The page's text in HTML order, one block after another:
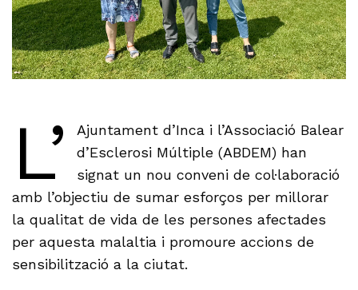
L’
Ajuntament d’Inca i l’Associació Balear
d’Esclerosi Múltiple (ABDEM) han
signat un nou conveni de col·laboració
amb l’objectiu de sumar esforços per millorar
la qualitat de vida de les persones afectades
per aquesta malaltia i promoure accions de
sensibilització a la ciutat.